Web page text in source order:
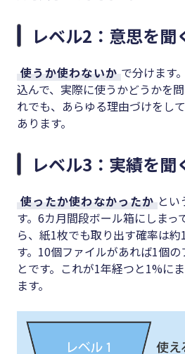
レベル2：意思を聞
使うか使わないか で分けます
込んで、実際に使うかどうかを
れでも、あらゆる理由づけをし
あります。
レベル3：実績を聞
使ったか使わなかったか とい
す。6カ月間段ボール箱にしまっ
ら、紙1枚でも取り出す確率は
す。10個ファイルがあれば1個
とです。これが1年経つと1%に
ます。